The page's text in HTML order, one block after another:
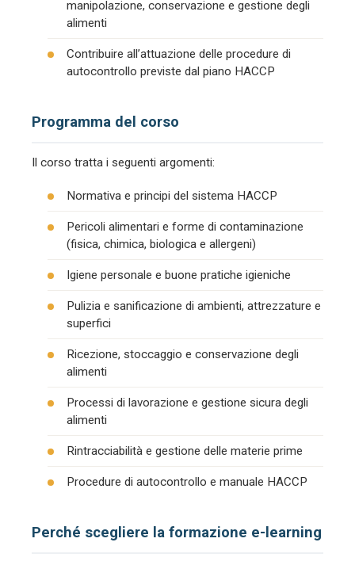
manipolazione, conservazione e gestione degli
alimenti
Contribuire all’attuazione delle procedure di
autocontrollo previste dal piano HACCP
Programma del corso
Il corso tratta i seguenti argomenti:
Normativa e principi del sistema HACCP
Pericoli alimentari e forme di contaminazione
(fisica, chimica, biologica e allergeni)
Igiene personale e buone pratiche igieniche
Pulizia e sanificazione di ambienti, attrezzature e
superfici
Ricezione, stoccaggio e conservazione degli
alimenti
Processi di lavorazione e gestione sicura degli
alimenti
Rintracciabilità e gestione delle materie prime
Procedure di autocontrollo e manuale HACCP
Perché scegliere la formazione e-learning